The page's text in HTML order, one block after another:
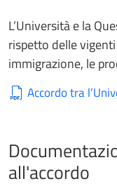
L’Università e la
rispetto delle
immigrazione, le
Accordo tra
all'accordo